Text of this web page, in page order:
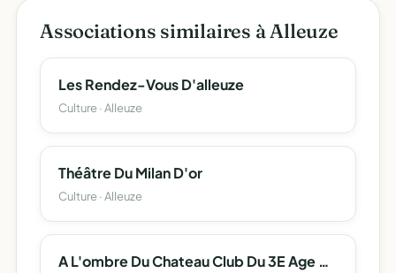
Associations similaires à Alleuze
Les Rendez-Vous D'alleuze
Culture · Alleuze
Théâtre Du Milan D'or
Culture · Alleuze
A L'ombre Du Chateau Club Du 3E Age D'alleuze